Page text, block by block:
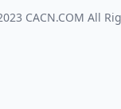
CACN.COM All